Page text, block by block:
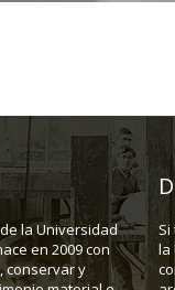
la Universidad
en 2009 con
conservar y
la